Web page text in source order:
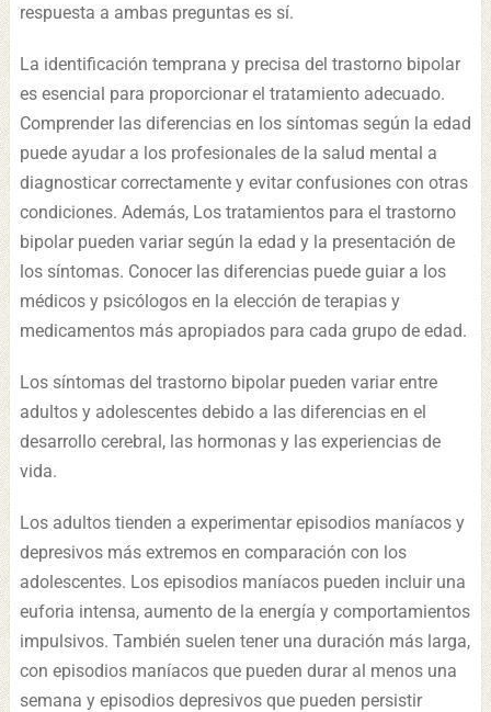
respuesta a ambas preguntas es sí.
La identificación temprana y precisa del trastorno bipolar
es esencial para proporcionar el tratamiento adecuado.
Comprender las diferencias en los síntomas según la edad
puede ayudar a los profesionales de la salud mental a
diagnosticar correctamente y evitar confusiones con otras
condiciones. Además, Los tratamientos para el trastorno
bipolar pueden variar según la edad y la presentación de
los síntomas. Conocer las diferencias puede guiar a los
médicos y psicólogos en la elección de terapias y
medicamentos más apropiados para cada grupo de edad.
Los síntomas del trastorno bipolar pueden variar entre
adultos y adolescentes debido a las diferencias en el
desarrollo cerebral, las hormonas y las experiencias de
vida.
Los adultos tienden a experimentar episodios maníacos y
depresivos más extremos en comparación con los
adolescentes. Los episodios maníacos pueden incluir una
euforia intensa, aumento de la energía y comportamientos
impulsivos. También suelen tener una duración más larga,
con episodios maníacos que pueden durar al menos una
semana y episodios depresivos que pueden persistir